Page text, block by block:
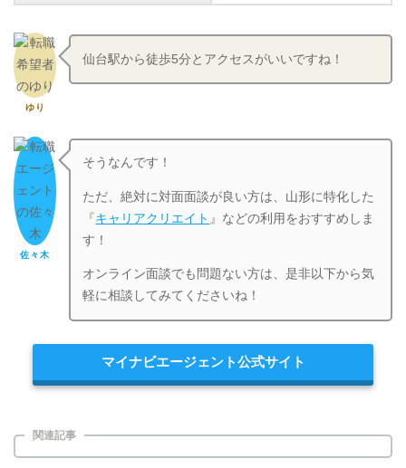
ゆり
仙台駅から徒歩5分とアクセスがいいですね！
佐々木
そうなんです！
ただ、絶対に対面面談が良い方は、山形に特化した
『キャリアクリエイト 』などの利用をおすすめしま
す！
オンライン面談でも問題ない方は、是非以下から気
軽に相談してみてくださいね！
マイナビエージェント公式サイト
関連記事